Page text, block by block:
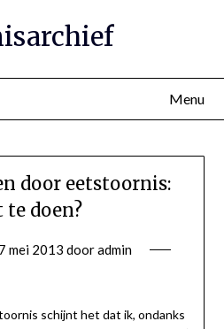
Menu
door eetstoornis:
te doen?
7 mei 2013 dooradmin
schijnt het dat ik, ondanks